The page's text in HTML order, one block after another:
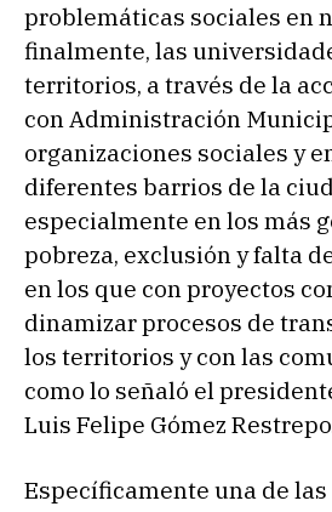
problemáticas sociales en
finalmente, las
territorios, a través de la
con Administración
organizaciones sociales y
diferentes barrios de la
especialmente en los más
pobreza, exclusión y falta
en los que con proyectos
dinamizar procesos de
los territorios y con las
como lo señaló el
Luis Felipe Gómez
Específicamente una de